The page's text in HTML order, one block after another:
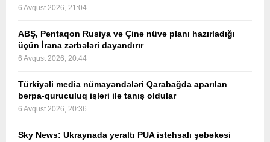
6 Avqust 2026, 21:04
ABŞ, Pentaqon Rusiya və Çinə nüvə planı hazırladığı
üçün İrana zərbələri dayandırır
6 Avqust 2026, 20:44
Türkiyəli media nümayəndələri Qarabağda aparılan
bərpa-quruculuq işləri ilə tanış oldular
6 Avqust 2026, 20:36
Sky News: Ukraynada yeraltı PUA istehsalı şəbəkəsi